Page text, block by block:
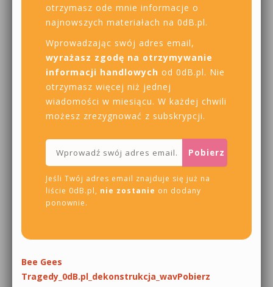
otrzymasz ode mnie informacje o
najnowszych materiałach na 0dB.pl.
Wprowadzając swój adres email,
wyrażasz zgodę na otrzymywanie
informacji handlowych od 0dB.pl. Nie
otrzymasz więcej niż jednej
wiadomości w miesiącu. W każdej chwili
możesz zrezygnować z subskrypcji.
Jeśli Twój adres email znajduje się już na
liście 0dB.pl, nie zostanie on dodany
ponownie.
Bee Gees
Tragedy_0dB.pl_dekonstrukcja_wavPobierz